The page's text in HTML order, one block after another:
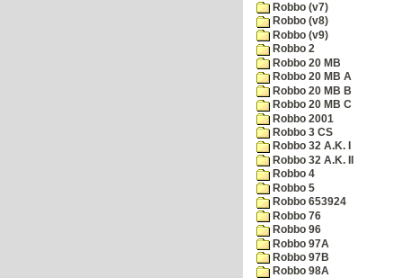
Robbo (v7)
Robbo (v8)
Robbo (v9)
Robbo 2
Robbo 20 MB
Robbo 20 MB A
Robbo 20 MB B
Robbo 20 MB C
Robbo 2001
Robbo 3 CS
Robbo 32 A.K. I
Robbo 32 A.K. II
Robbo 4
Robbo 5
Robbo 653924
Robbo 76
Robbo 96
Robbo 97A
Robbo 97B
Robbo 98A